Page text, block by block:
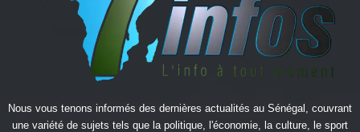
Nous vous tenons informés des dernières actualités au Sénégal, couvrant
une variété de sujets tels que la politique, l'économie, la culture, le sport